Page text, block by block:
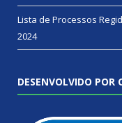
Lista de Processos
2024
DESENVOLVIDO POR